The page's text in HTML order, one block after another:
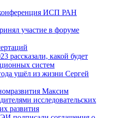
ИСП РАН
участие в форуме
рассказали, какой будет
систем
ушёл из жизни Сергей
Максим
исследовательских
развития